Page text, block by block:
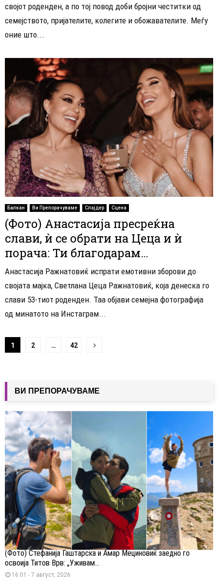
својот роденден, а по тој повод доби бројни честитки од
семејството, пријателите, колегите и обожавателите. Меѓу
оние што...
Балкан Ви Препорачуваме Слајдер Сцена
(Фото) Анастасија пресреќна
слави, ѝ се обрати на Цеца и ѝ
порача: Ти благодарам…
Анастасија Ражнатовиќ испрати емотивни зборови до
својата мајка, Светлана Цеца Ражнатовиќ, која денеска го
слави 53-тиот роденден. Таа објави семејна фотографија
од минатото на Инстаграм...
Навигација
написи
1 2 … 42
ВИ ПРЕПОРАЧУВАМЕ
(Фото) Стефанија Гаштарска и Амар Мециновиќ заедно го
освоија Титов Врв: „Уживам...
16:01 - 7 август, 2026